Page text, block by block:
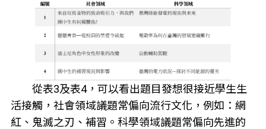
從表3及表4，可以看出題目發想很接近學生生
活接觸，社會領域議題常偏向流行文化，例如：網
紅、鬼滅之刃、補習。科學領域議題常偏向先進的